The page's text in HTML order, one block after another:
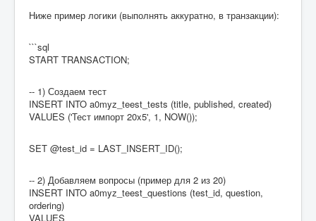
Ниже пример логики (выполнять аккуратно, в транзакции):
```sql
START TRANSACTION;
-- 1) Создаем тест
INSERT INTO a0myz_teest_tests (title, published, created)
VALUES ('Тест импорт 20x5', 1, NOW());
SET @test_id = LAST_INSERT_ID();
-- 2) Добавляем вопросы (пример для 2 из 20)
INSERT INTO a0myz_teest_questions (test_id, question,
ordering)
VALUES